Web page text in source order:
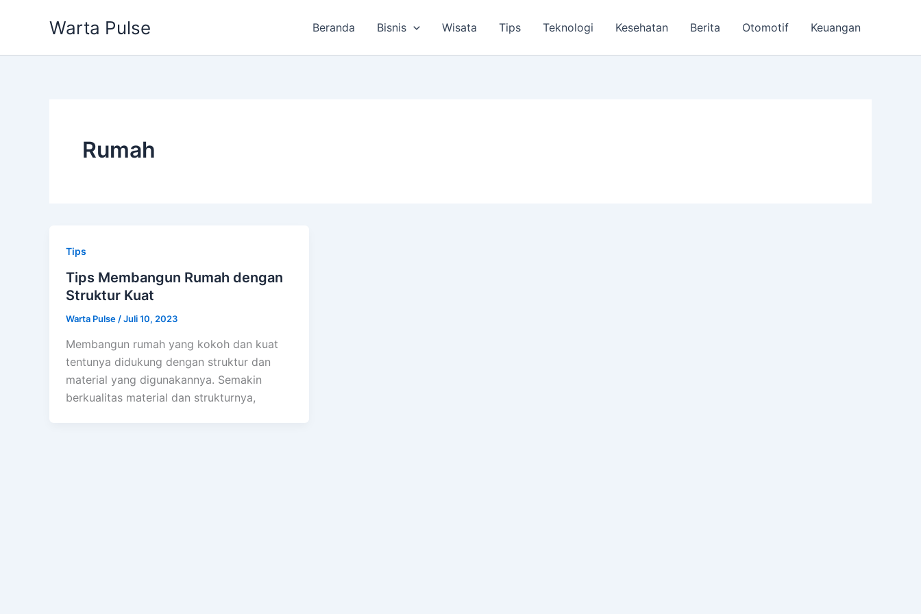
Warta Pulse Beranda Bisnis Wisata Tips Teknologi Kesehatan Berita Otomotif Keuangan
Rumah
Tips
Tips Membangun Rumah dengan
Struktur Kuat
Warta Pulse /Juli 10, 2023
Membangun rumah yang kokoh dan kuat
tentunya didukung dengan struktur dan
material yang digunakannya. Semakin
berkualitas material dan strukturnya,